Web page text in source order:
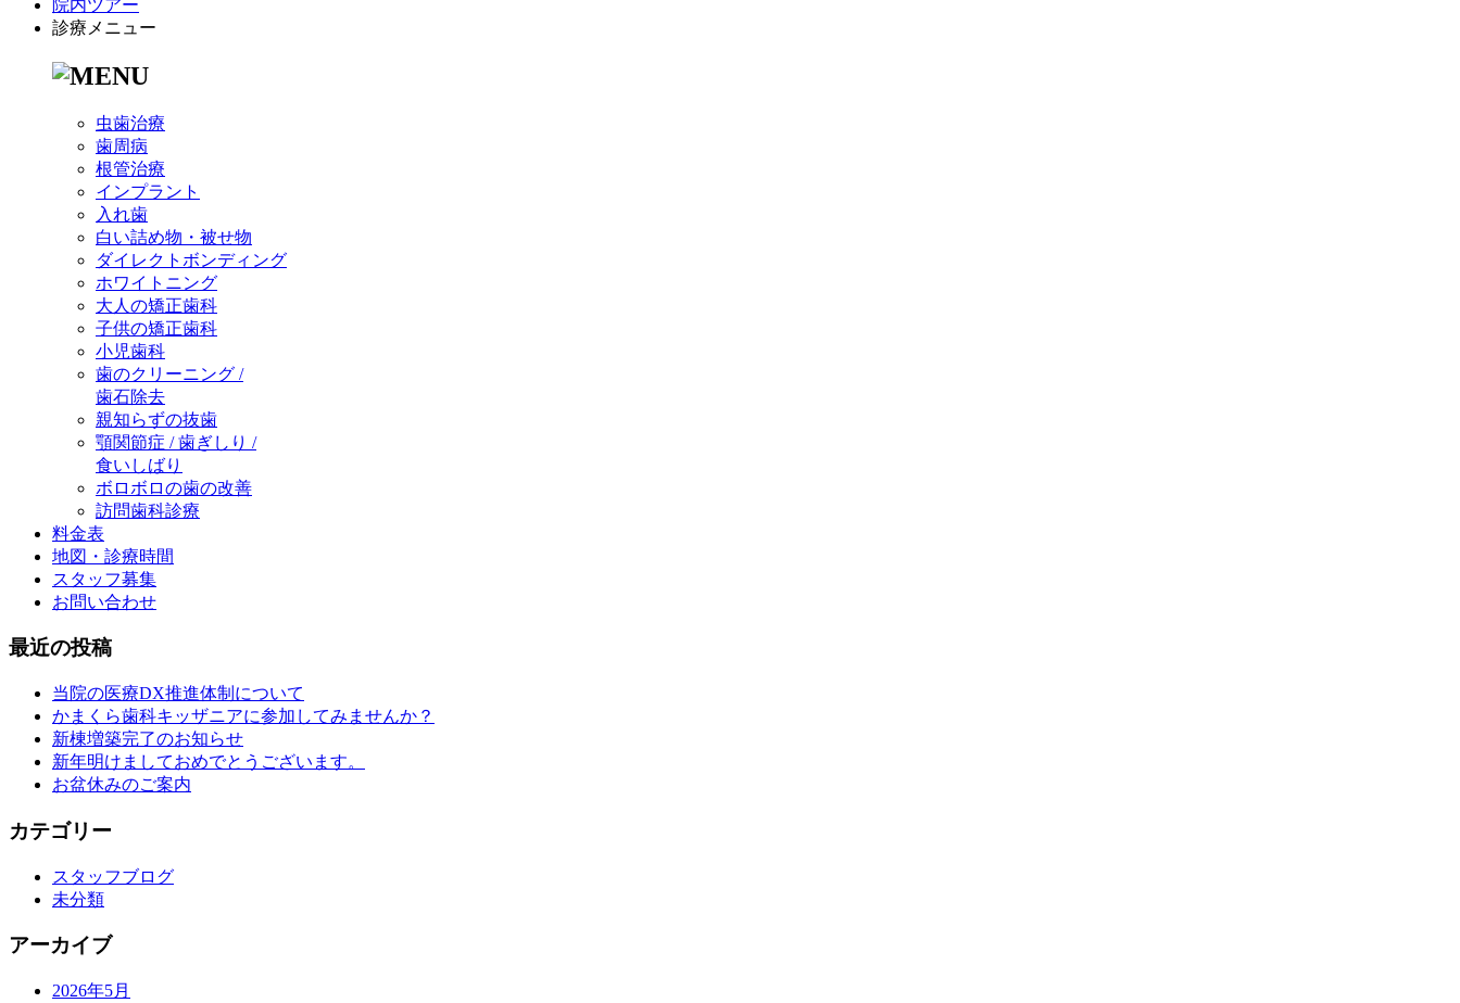
院内ツアー
診療メニュー
虫歯治療
歯周病
根管治療
インプラント
入れ歯
白い詰め物・被せ物
ダイレクトボンディング
ホワイトニング
大人の矯正歯科
子供の矯正歯科
小児歯科
歯のクリーニング /
歯石除去
親知らずの抜歯
顎関節症 / 歯ぎしり /
食いしばり
ボロボロの歯の改善
訪問歯科診療
料金表
地図・診療時間
スタッフ募集
お問い合わせ
最近の投稿
当院の医療DX推進体制について
かまくら歯科キッザニアに参加してみませんか？
新棟増築完了のお知らせ
新年明けましておめでとうございます。
お盆休みのご案内
カテゴリー
スタッフブログ
未分類
アーカイブ
2026年5月